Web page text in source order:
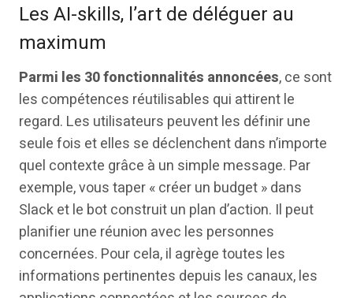
Les AI-skills, l’art de déléguer au
maximum
Parmi les 30 fonctionnalités annoncées, ce sont
les compétences réutilisables qui attirent le
regard. Les utilisateurs peuvent les définir une
seule fois et elles se déclenchent dans n’importe
quel contexte grâce à un simple message. Par
exemple, vous taper « créer un budget » dans
Slack et le bot construit un plan d’action. Il peut
planifier une réunion avec les personnes
concernées. Pour cela, il agrège toutes les
informations pertinentes depuis les canaux, les